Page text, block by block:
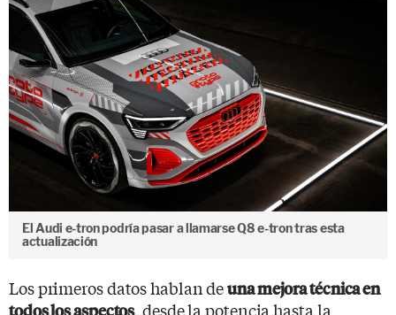
El Audi e-tron podría pasar a llamarse Q8 e-tron tras esta
actualización
Los primeros datos hablan deuna mejora técnica en
todos los aspectos, desde la potencia hasta la